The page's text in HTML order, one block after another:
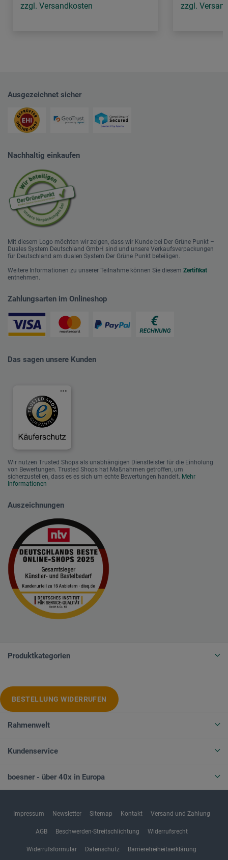
zzgl. Versandkosten zzgl.
Ausgezeichnet sicher
Nachhaltig einkaufen
Mit diesem Logo möchten wir zeigen, dass wir Kunde bei Der Grüne Punkt –
Duales System Deutschland GmbH sind und unsere Verkaufsverpackungen
für Deutschland am dualen System Der Grüne Punkt beteiligen.
Weitere Informationen zu unserer Teilnahme können Sie diesem Zertifikat
entnehmen.
Zahlungsarten im Onlineshop
Das sagen unsere Kunden
Wir nutzen Trusted Shops als unabhängigen Dienstleister für die Einholung
von Bewertungen. Trusted Shops hat Maßnahmen getroffen, um
sicherzustellen, dass es es sich um echte Bewertungen handelt. Mehr
Informationen
Auszeichnungen
Produktkategorien
BESTELLUNG WIDERRUFEN
Rahmenwelt
Kundenservice
boesner - über 40x in Europa
Impressum Newsletter Sitemap Kontakt Versand und Zahlung
AGB Beschwerden-Streitschlichtung Widerrufsrecht
Widerrufsformular Datenschutz Barrierefreiheitserklärung